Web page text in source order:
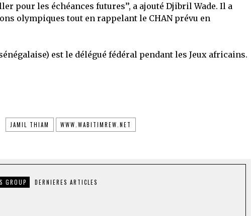
pour les échéances futures’’, a ajouté Djibril Wade. Il a
olympiques tout en rappelant le CHAN prévu en
est le délégué fédéral pendant les Jeux africains.
JAMIL THIAM WWW.WABITIMREW.NET
GROUP DERNIERES ARTICLES